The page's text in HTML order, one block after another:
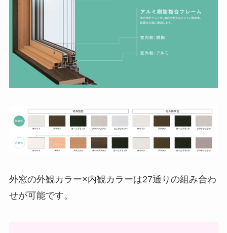
外窓の外観カラー×内観カラーは27通りの組み合わ
せが可能です。